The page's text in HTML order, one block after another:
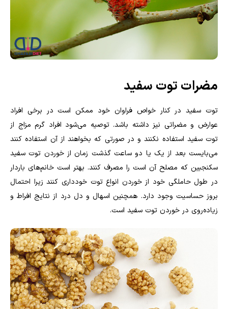
مضرات توت سفید
توت سفید در کنار خواص فراوان خود ممکن است در برخی افراد
عوارض و مضراتی نیز داشته باشد. توصیه می‌شود افراد گرم مزاج از
توت سفید استفاده نکنند و در صورتی که بخواهند از آن استفاده کنند
می‌بایست بعد از یک یا دو ساعت گذشت زمان از خوردن توت سفید
سکنجبین که مصلح آن است را مصرف کنند. بهتر است خانم‌های باردار
در طول حاملگی خود از خوردن انواع توت خودداری کنند زیرا احتمال
بروز حساسیت وجود دارد. همچنین اسهال و دل درد از نتایج افراط و
زیاده‌روی در خوردن توت سفید است.